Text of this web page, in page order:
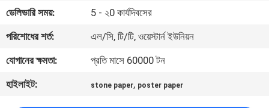
আমাদের
সাথে
যোগাযোগ
খবর
ডেলিভারি সময়:
5 - ২0 কার্যদিবসের
পরিশোধের শর্ত:
এল/সি, টি/টি, ওয়েস্টার্ন ইউনিয়ন
যোগানের ক্ষমতা:
প্রতি মাসে 60000 টন
হাইলাইট:
stone paper, poster paper